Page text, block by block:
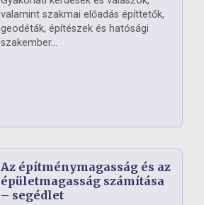
valamint szakmai előadás építtetők,
geodéták, építészek és hatósági
szakember...
Az építménymagasság és az
épületmagasság számítása
– segédlet